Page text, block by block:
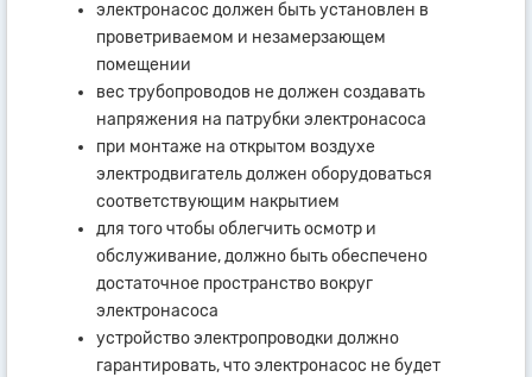
электронасос должен быть установлен в
проветриваемом и незамерзающем
помещении
вес трубопроводов не должен создавать
напряжения на патрубки электронасоса
при монтаже на открытом воздухе
электродвигатель должен оборудоваться
соответствующим накрытием
для того чтобы облегчить осмотр и
обслуживание, должно быть обеспечено
достаточное пространство вокруг
электронасоса
устройство электропроводки должно
гарантировать, что электронасос не будет